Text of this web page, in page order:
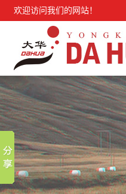
欢迎访问我们的网站！